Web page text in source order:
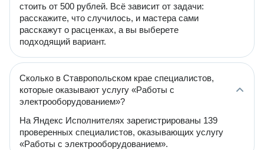
стоить от 500 рублей. Всё зависит от задачи:
расскажите, что случилось, и мастера сами
расскажут о расценках, а вы выберете
подходящий вариант.
Сколько в Ставропольском крае специалистов,
которые оказывают услугу «Работы с
электрооборудованием»?
На Яндекс Исполнителях зарегистрированы 139
проверенных специалистов, оказывающих услугу
«Работы с электрооборудованием».